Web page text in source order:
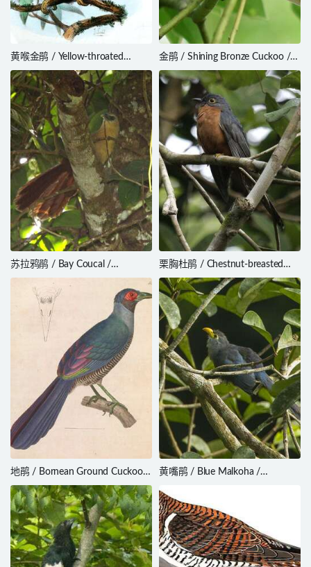
黄喉金鹃 / Yellow-throated
Cuckoo / Chrysococcyx
flavigularis
金鹃 / Shining Bronze Cuckoo /
Chrysococcyx lucidus
苏拉鸦鹃 / Bay Coucal /
Centropus celebensis
栗胸杜鹃 / Chestnut-breasted
Cuckoo / Cacomantis
castaneiventris
地鹃 / Bornean Ground Cuckoo /
Carpococcyx radiceus
黄嘴鹃 / Blue Malkoha /